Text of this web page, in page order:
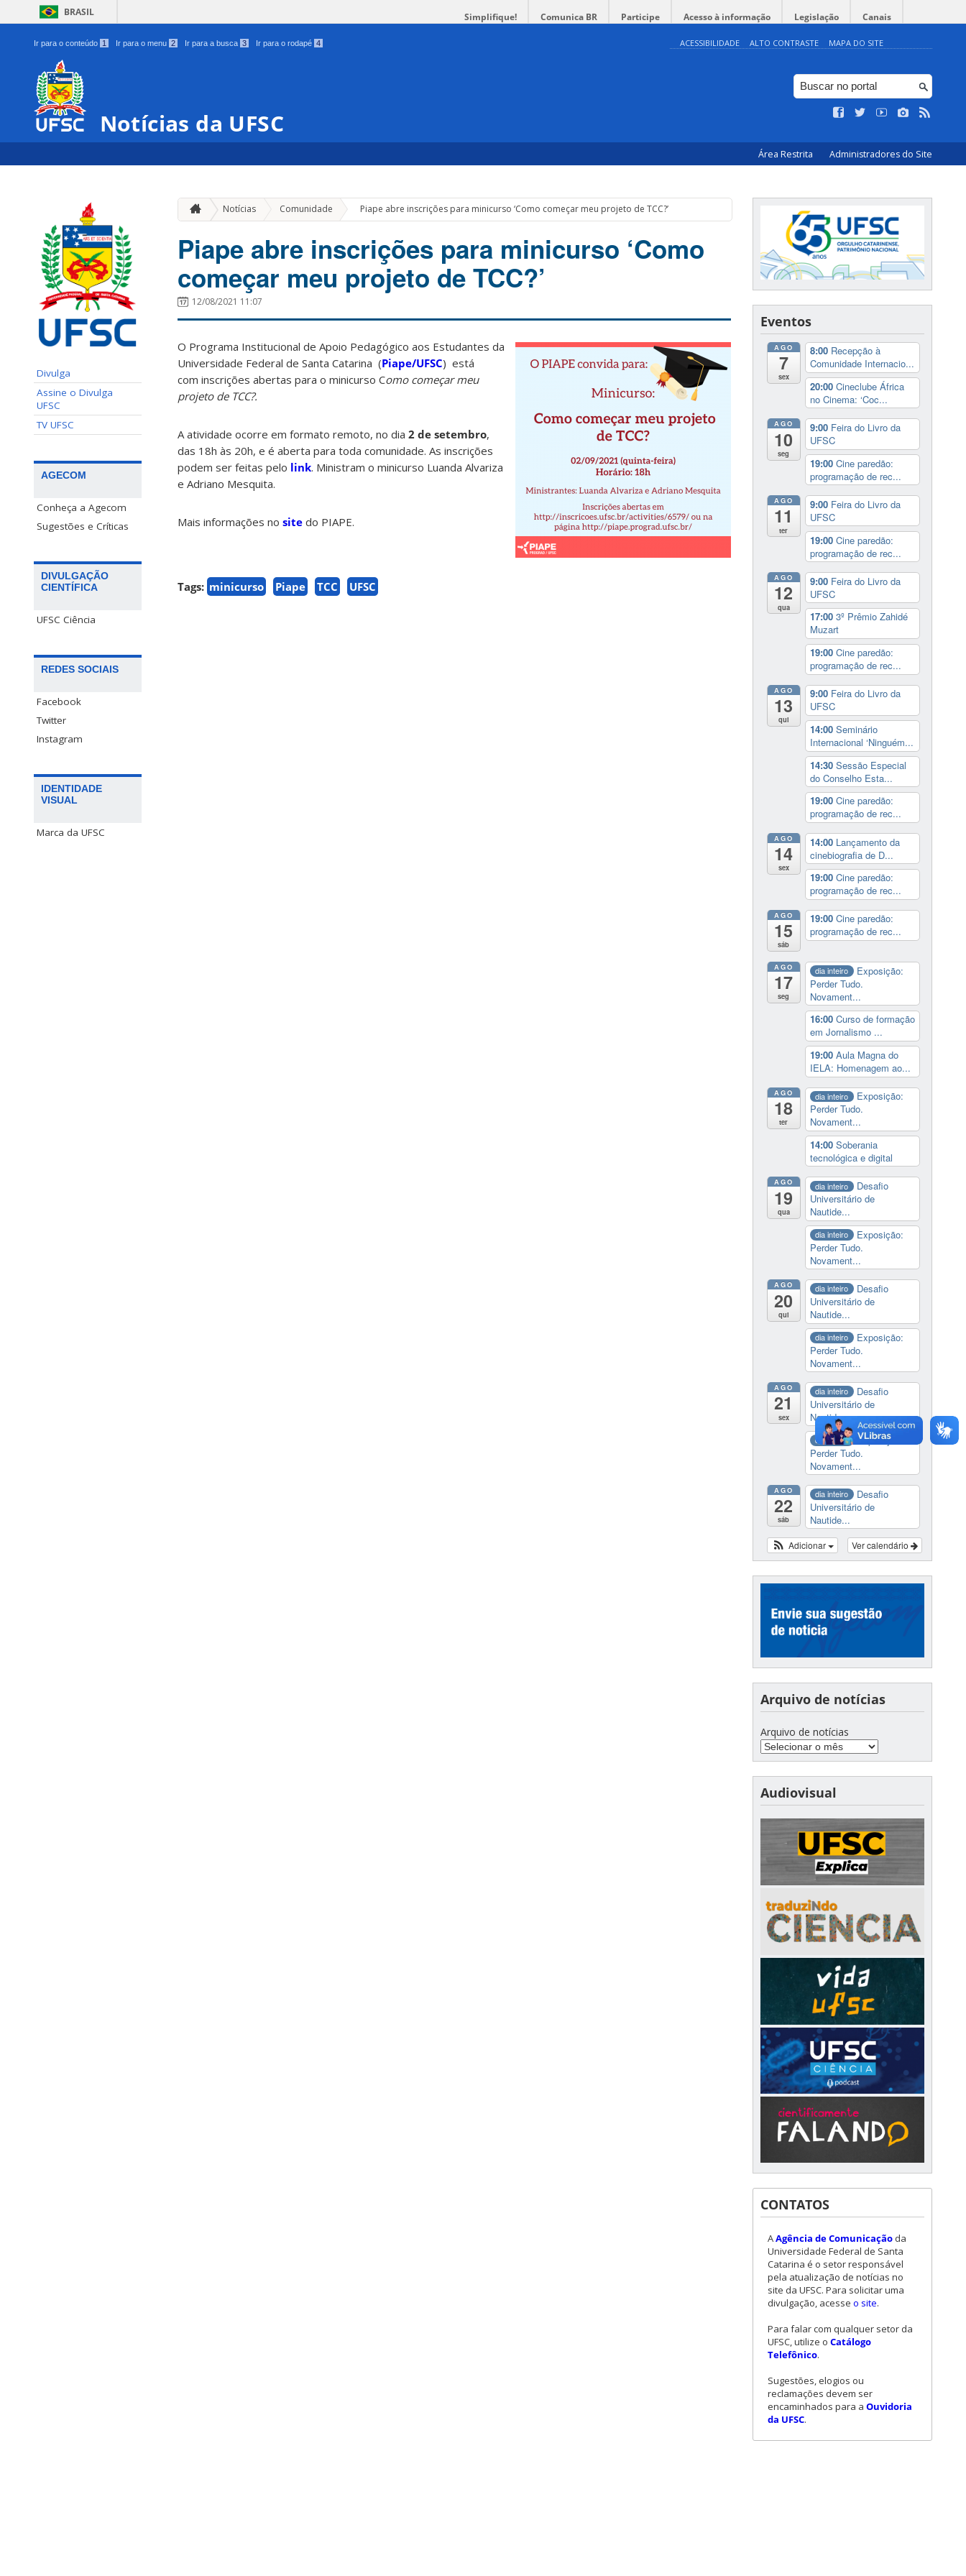
BRASIL Simplifique! Comunica BR Participe Acesso à informação Legislação Canais
Ir para o conteúdo 1 Ir para o menu 2 Ir para a busca 3 Ir para o rodapé 4 ACESSIBILIDADE ALTO CONTRASTE MAPA DO SITE
Notícias da UFSC
Área Restrita Administradores do Site
Divulga
Assine o Divulga
UFSC
TV UFSC
AGECOM
Conheça a Agecom
Sugestões e Críticas
DIVULGAÇÃO
CIENTÍFICA
UFSC Ciência
REDES SOCIAIS
Facebook
Twitter
Instagram
IDENTIDADE
VISUAL
Marca da UFSC
Notícias Comunidade » Piape abre inscrições para minicurso ‘Como começar meu projeto de TCC?’
Piape abre inscrições para minicurso ‘Como
começar meu projeto de TCC?’
12/08/2021 11:07
O Programa Institucional de Apoio Pedagógico aos Estudantes da
Universidade Federal de Santa Catarina (Piape/UFSC) está
com inscrições abertas para o minicurso Como começar meu
projeto de TCC?.
A atividade ocorre em formato remoto, no dia 2 de setembro,
das 18h às 20h, e é aberta para toda comunidade. As inscrições
podem ser feitas pelo link. Ministram o minicurso Luanda Alvariza
e Adriano Mesquita.
Mais informações no site do PIAPE.
Tags: minicurso Piape TCC UFSC
Eventos
AGO
7
sex
8:00 Recepção à
Comunidade Internacio...
20:00 Cineclube África
no Cinema: ‘Coc...
AGO
10
seg
9:00 Feira do Livro da
UFSC
19:00 Cine paredão:
programação de rec...
AGO
11
ter
9:00 Feira do Livro da
UFSC
19:00 Cine paredão:
programação de rec...
AGO
12
qua
9:00 Feira do Livro da
UFSC
17:00 3º Prêmio Zahidé
Muzart
19:00 Cine paredão:
programação de rec...
AGO
13
qui
9:00 Feira do Livro da
UFSC
14:00 Seminário
Internacional ‘Ninguém...
14:30 Sessão Especial
do Conselho Esta...
19:00 Cine paredão:
programação de rec...
AGO
14
sex
14:00 Lançamento da
cinebiografia de D...
19:00 Cine paredão:
programação de rec...
AGO
15
sáb
19:00 Cine paredão:
programação de rec...
AGO
17
seg
dia inteiro
Exposição:
Perder Tudo.
Novament...
16:00 Curso de formação
em Jornalismo ...
19:00 Aula Magna do
IELA: Homenagem ao...
AGO
18
ter
dia inteiro
Exposição:
Perder Tudo.
Novament...
14:00 Soberania
tecnológica e digital
AGO
19
qua
dia inteiro
Desafio
Universitário de
Nautide...
dia inteiro
Exposição:
Perder Tudo.
Novament...
AGO
20
qui
dia inteiro
Desafio
Universitário de
Nautide...
dia inteiro
Exposição:
Perder Tudo.
Novament...
AGO
21
sex
dia inteiro
Desafio
Universitário de
Nautide...
dia inteiro
Exposição:
Perder Tudo.
Novament...
AGO
22
sáb
dia inteiro
Desafio
Universitário de
Nautide...
Ver calendário
Adicionar
Arquivo de notícias
Arquivo de notícias
Audiovisual
CONTATOS
AAgência de Comunicação da
Universidade Federal de Santa
Catarina é o setor responsável
pela atualização de notícias no
site da UFSC. Para solicitar uma
divulgação, acesse o site.
Para falar com qualquer setor da
UFSC, utilize o Catálogo
Telefônico.
Sugestões, elogios ou
reclamações devem ser
encaminhados para a Ouvidoria
da UFSC.